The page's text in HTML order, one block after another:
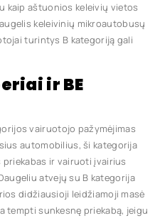
kaip aštuonios keleivių vietos
keleivinių mikroautobusų
turintys B kategoriją gali
ir BE
vairuotojo pažymėjimas
automobilius, ši kategorija
ir vairuoti įvairius
atvejų su B kategorija
didžiausioji leidžiamoji masė
tempti sunkesnę priekabą, jeigu